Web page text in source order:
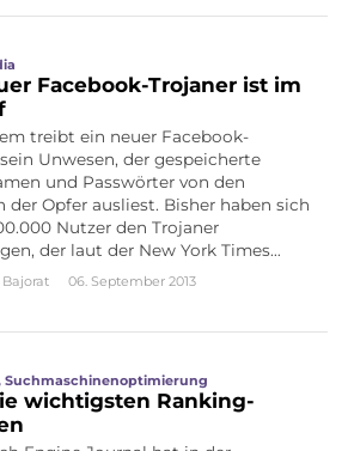
Facebook-Trojaner ist im
treibt ein neuer Facebook-
Unwesen, der gespeicherte
und Passwörter von den
der Opfer ausliest. Bisher haben sich
Nutzer den Trojaner
der laut der New York Times…
Bajorat 06. September 2013
Suchmaschinenoptimierung
wichtigsten Ranking-